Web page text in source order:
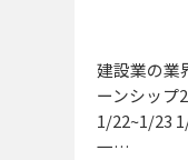
建設業の業
ーンシップ
1/22~1/23
一…